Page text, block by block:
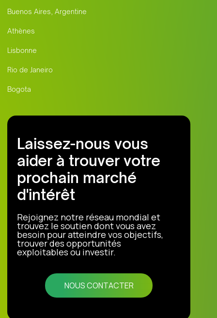
Buenos Aires, Argentine
Athènes
Lisbonne
Rio de Janeiro
Bogota
Laissez-nous vous
aider à trouver votre
prochain marché
d'intérêt
Rejoignez notre réseau mondial et
trouvez le soutien dont vous avez
besoin pour atteindre vos objectifs,
trouver des opportunités
exploitables ou investir.
NOUS CONTACTER